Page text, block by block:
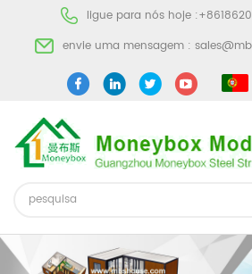
ligue para nós hoje :
envie uma mensagem :